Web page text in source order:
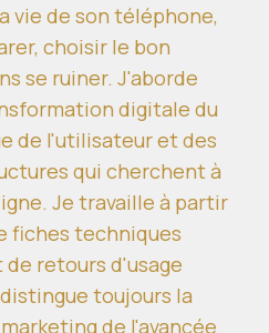
vie de son téléphone,
choisir le bon
se ruiner. J'aborde
digitale du
de l'utilisateur et des
qui cherchent à
Je travaille à partir
fiches techniques
retours d'usage
toujours la
de l'avancée